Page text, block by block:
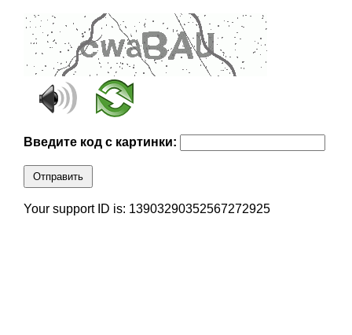
Введите код с картинки:
Отправить
Your support ID is: 13903290352567272925